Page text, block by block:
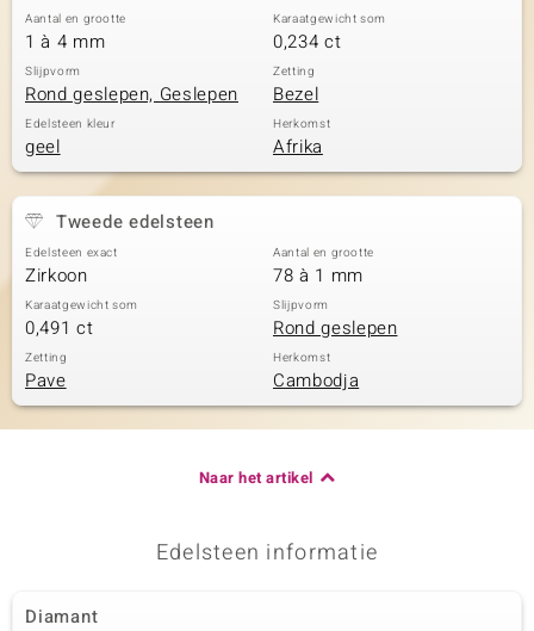
Aantal en grootte
1 à 4 mm
Karaatgewicht som
0,234 ct
Slijpvorm
Rond geslepen, Geslepen
Zetting
Bezel
Edelsteen kleur
geel
Herkomst
Afrika
Tweede edelsteen
Edelsteen exact
Zirkoon
Aantal en grootte
78 à 1 mm
Karaatgewicht som
0,491 ct
Slijpvorm
Rond geslepen
Zetting
Pave
Herkomst
Cambodja
Naar het artikel
Edelsteen informatie
Diamant